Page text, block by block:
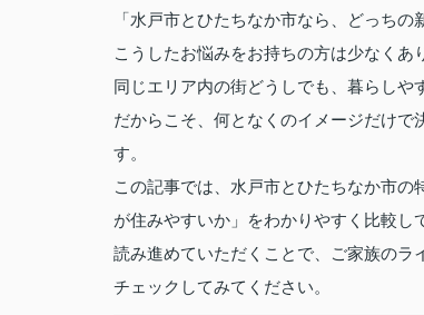
「水戸市とひたちなか市なら、どっち
こうしたお悩みをお持ちの方は少なくあ
同じエリア内の街どうしでも、暮らしや
だからこそ、何となくのイメージだけで
す。
この記事では、水戸市とひたちなか市
が住みやすいか」をわかりやすく比較し
読み進めていただくことで、ご家族の
チェックしてみてください。